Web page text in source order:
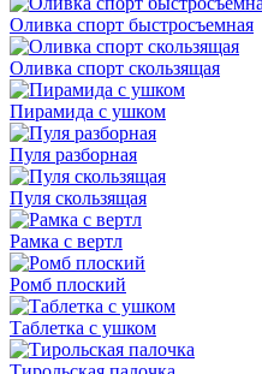
Оливка спорт быстросъемная
Оливка спорт скользящая
Пирамида с ушком
Пуля разборная
Пуля скользящая
Рамка с вертл
Ромб плоский
Таблетка с ушком